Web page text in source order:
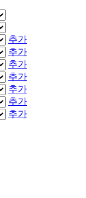
추가
추가
추가
추가
추가
추가
추가